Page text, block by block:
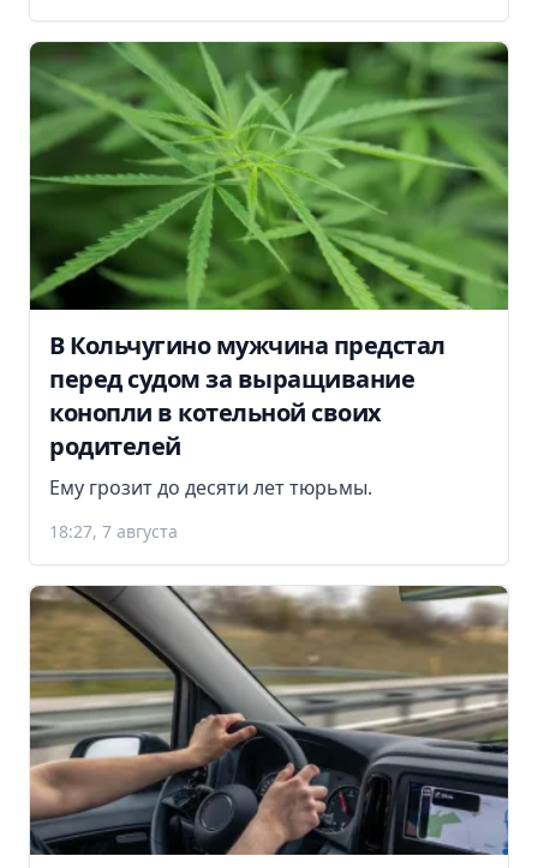
В Кольчугино мужчина предстал
перед судом за выращивание
конопли в котельной своих
родителей
Ему грозит до десяти лет тюрьмы.
18:27, 7 августа